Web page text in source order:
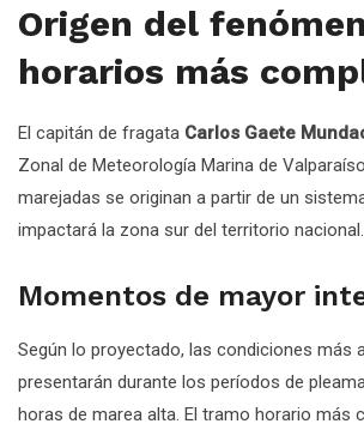
Origen del
horarios más
El capitán de fragata Carlos Gaete
Zonal de Meteorología Marina de
marejadas se originan a partir de un
impactará la zona sur del territorio nacional.
Momentos de mayor
Según lo proyectado, las condiciones más
presentarán durante los períodos de
horas de marea alta. El tramo horario más